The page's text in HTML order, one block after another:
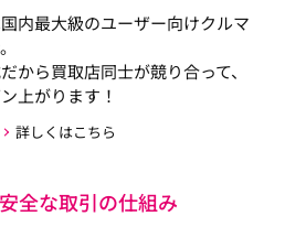
内最大級のユーザー向けクルマ
から買取店同士が競り合って、
上がります！
詳しくはこちら
全な取引の仕組み